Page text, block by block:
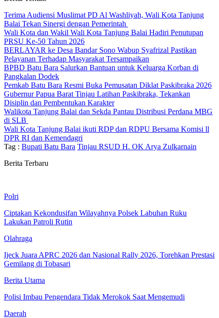
Terima Audiensi Muslimat PD Al Washliyah, Wali Kota Tanjung
Balai Tekan Sinergi dengan Pemerintah
Wali Kota dan Wakil Wali Kota Tanjung Balai Hadiri Penutupan
PRSU Ke-50 Tahun 2026
BERLAYAR ke Desa Bandar Sono Wabup Syafrizal Pastikan
Pelayanan Terhadap Masyarakat Tersampaikan
BPBD Batu Bara Salurkan Bantuan untuk Keluarga Korban di
Pangkalan Dodek
Pemkab Batu Bara Resmi Buka Pemusatan Diklat Paskibraka 2026
Gubernur Papua Barat Tinjau Latihan Paskibraka, Tekankan
Disiplin dan Pembentukan Karakter
Walikota Tanjung Balai dan Sekda Pantau Distribusi Perdana MBG
di SLB
Wali Kota Tanjung Balai ikuti RDP dan RDPU Bersama Komisi ll
DPR RI dan Kemendagri
Tag : Bupati Batu Bara Tinjau RSUD H. OK Arya Zulkarnain
Berita Terbaru
Polri
Ciptakan Kekondusifan Wilayahnya Polsek Labuhan Ruku
Lakukan Patroli Rutin
Olahraga
Ijeck Juara APRC 2026 dan Nasional Rally 2026, Torehkan Prestasi
Gemilang di Tobasari
Berita Utama
Polisi Imbau Pengendara Tidak Merokok Saat Mengemudi
Daerah